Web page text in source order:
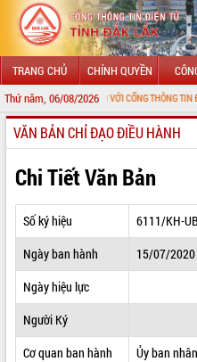
TRANG CHỦ CHÍNH QUYỀN
Thứ năm, 06/08/2026
MỪNG ĐẾN VỚI CỔNG THÔNG TIN ĐIỆN TỬ
GIỚI THIỆU
LÃNH ĐẠO UBND TỈNH
TIN TỨC SỰ KIỆN
SỞ, BAN, NGÀNH
THÔNG TIN CHỈ ĐẠO ĐIỀU HÀNH
HỆ THỐNG VĂN BẢN
VĂN BẢN CHỈ ĐẠO ĐIỀU HÀNH
Chi Tiết Văn Bản
Số ký hiệu
6111/KH-
Ngày ban hành
15/07/2020
Ngày hiệu lực
Người Ký
Cơ quan ban hành
Ủy ban